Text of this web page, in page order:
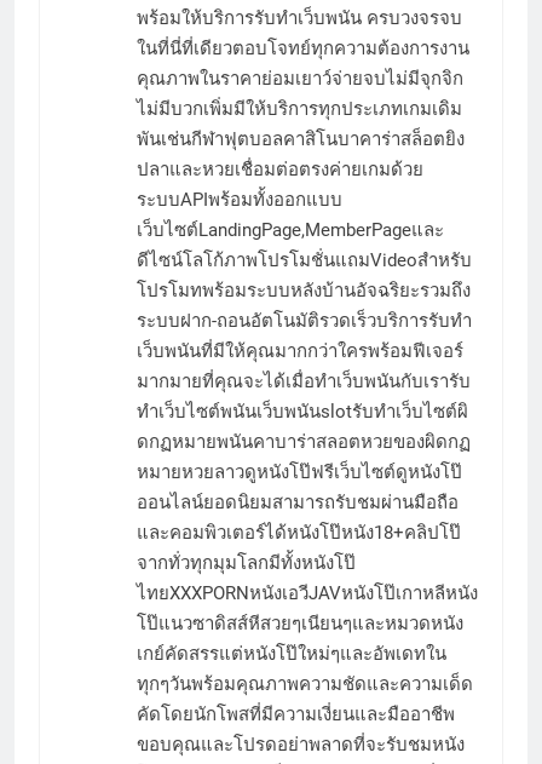
พร้อมให้บริการรับทำเว็บพนัน ครบวงจรจบ
ในที่นี่ที่เดียวตอบโจทย์ทุกความต้องการงาน
คุณภาพในราคาย่อมเยาว์จ่ายจบไม่มีจุกจิก
ไม่มีบวกเพิ่มมีให้บริการทุกประเภทเกมเดิม
พันเช่นกีฬาฟุตบอลคาสิโนบาคาร่าสล็อตยิง
ปลาและหวยเชื่อมต่อตรงค่ายเกมด้วย
ระบบAPIพร้อมทั้งออกแบบ
เว็บไซต์LandingPage,MemberPageและ
ดีไซน์โลโก้ภาพโปรโมชั่นแถมVideoสำหรับ
โปรโมทพร้อมระบบหลังบ้านอัจฉริยะรวมถึง
ระบบฝาก-ถอนอัตโนมัติรวดเร็วบริการรับทำ
เว็บพนันที่มีให้คุณมากกว่าใครพร้อมฟีเจอร์
มากมายที่คุณจะได้เมื่อทำเว็บพนันกับเรารับ
ทำเว็บไซต์พนันเว็บพนันslotรับทำเว็บไซต์ผิ
ดกฏหมายพนันคาบาร่าสลอตหวยของผิดกฏ
หมายหวยลาวดูหนังโป๊ฟรีเว็บไซต์ดูหนังโป๊
ออนไลน์ยอดนิยมสามารถรับชมผ่านมือถือ
และคอมพิวเตอร์ได้หนังโป๊หนัง18+คลิปโป๊
จากทั่วทุกมุมโลกมีทั้งหนังโป๊
ไทยXXXPORNหนังเอวีJAVหนังโป๊เกาหลีหนัง
โป๊แนวซาดิสส์หีสวยๆเนียนๆและหมวดหนัง
เกย์คัดสรรแต่หนังโป๊ใหม่ๆและอัพเดทใน
ทุกๆวันพร้อมคุณภาพความชัดและความเด็ด
คัดโดยนักโพสที่มีความเงี่ยนและมืออาชีพ
ขอบคุณและโปรดอย่าพลาดที่จะรับชมหนัง